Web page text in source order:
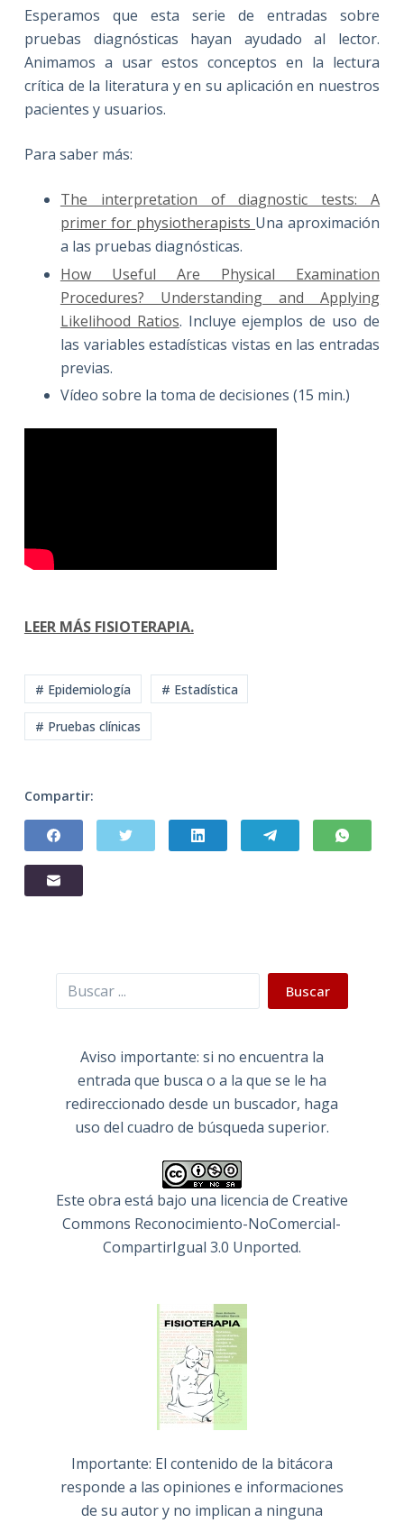
Esperamos que esta serie de entradas sobre
pruebas diagnósticas hayan ayudado al lector.
Animamos a usar estos conceptos en la lectura
crítica de la literatura y en su aplicación en nuestros
pacientes y usuarios.
Para saber más:
The interpretation of diagnostic tests: A
primer for physiotherapists Una aproximación
a las pruebas diagnósticas.
How Useful Are Physical Examination
Procedures? Understanding and Applying
Likelihood Ratios. Incluye ejemplos de uso de
las variables estadísticas vistas en las entradas
previas.
Vídeo sobre la toma de decisiones (15 min.)
LEER MÁS FISIOTERAPIA.
# Epidemiología # Estadística
# Pruebas clínicas
Compartir:
Buscar Buscar
Aviso importante: si no encuentra la
entrada que busca o a la que se le ha
redireccionado desde un buscador, haga
uso del cuadro de búsqueda superior.
Este obra está bajo una licencia de Creative
Commons Reconocimiento-NoComercial-
CompartirIgual 3.0 Unported.
Importante: El contenido de la bitácora
responde a las opiniones e informaciones
de su autor y no implican a ninguna